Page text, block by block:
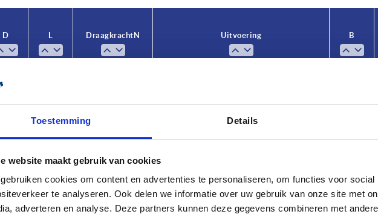
Toestemming Details
website maakt gebruik van cookies
cookies om content en advertenties te personaliseren, om functies voor social
te analyseren. Ook delen we informatie over uw gebruik van onze site met
adverteren en analyse. Deze partners kunnen deze gegevens combineren met
430
D L Draagkracht N Uitvoering B
230 greep naturel geëloxeerd
M8 1000 greep titaniumkleurig gepoedercoat
M8 330 1000 greep naturel geëloxeerd 72,5